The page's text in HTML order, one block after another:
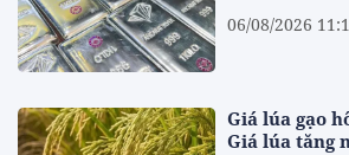
06/08/2026
Giá lúa gạo
Giá lúa tăng